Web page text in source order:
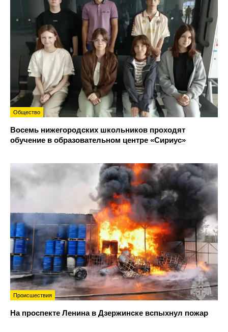
Общество
Восемь нижегородских школьников проходят
обучение в образовательном центре «Сириус»
Происшествия
На проспекте Ленина в Дзержинске вспыхнул пожар